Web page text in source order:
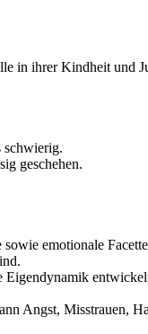
in ihrer Kindheit und
schwierig.
geschehen.
emotionale
Eigendynamik
Angst, Misstrauen,